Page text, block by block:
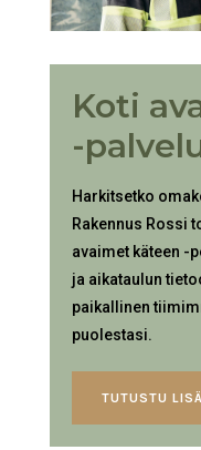
Koti
-
Harkitsetko
Rakennus Rossi
avaimet käteen -
ja aikataulun
paikallinen
puolestasi.
TUTUSTU